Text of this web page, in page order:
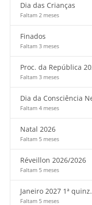
Dia das Crianças
Faltam 2 meses
Finados
Faltam 3 meses
Proc. da República
Faltam 3 meses
Dia da Consciência
Faltam 4 meses
Natal 2026
Faltam 5 meses
Réveillon 2026/2026
Faltam 5 meses
Janeiro 2027 1ª quinz.
Faltam 5 meses